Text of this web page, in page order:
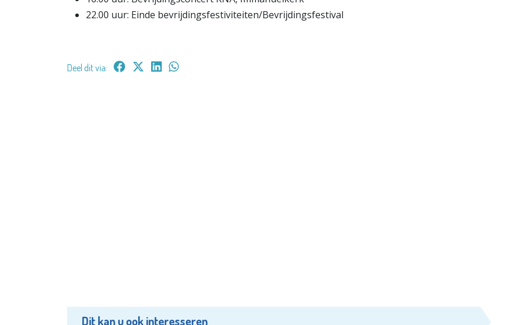
22.00 uur: Einde bevrijdingsfestiviteiten/Bevrijdingsfestival
Deel dit via:
Dit kan u ook interesseren